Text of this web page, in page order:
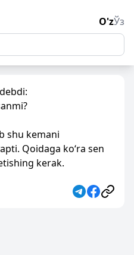
O'zЎз
shu kemani
Qoidaga ko‘ra sen
kerak.